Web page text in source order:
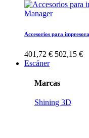
Accesorios para
401,72 € 502,15 €
Escáner
Marcas
Shining 3D